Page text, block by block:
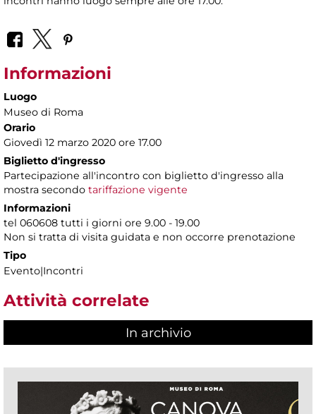
Informazioni
Luogo
Museo di Roma
Orario
Giovedì 12 marzo 2020 ore 17.00
Biglietto d'ingresso
Partecipazione all'incontro con biglietto d'ingresso alla
mostra secondo tariffazione vigente
Informazioni
tel 060608 tutti i giorni ore 9.00 - 19.00
Non si tratta di visita guidata e non occorre prenotazione
Tipo
Evento|Incontri
Attività correlate
In archivio